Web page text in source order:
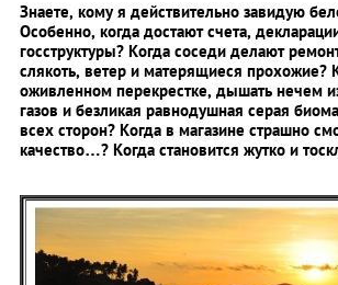
Знаете, кому я действительно завидую
Особенно, когда достают счета,
госструктуры? Когда соседи делают
слякоть, ветер и матерящиеся прохожие?
оживленном перекрестке, дышать нечем
газов и безликая равнодушная серая
всех сторон? Когда в магазине страшно
качество…? Когда становится жутко и